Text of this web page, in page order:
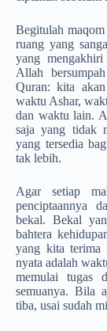
Begitulah
ruang yang
yang
Allah
Quran: kita
waktu Ashar,
dan waktu lain.
saja yang tidak
yang tersedia
tak lebih.
Agar setiap
penciptaannya
bekal. Bekal
bahtera
yang kita terima
nyata adalah
memulai tugas
semuanya. Bila
tiba, usai sudah